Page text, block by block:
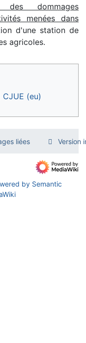
des dommages
menées dans
d'une station de
agricoles.
CJUE (eu)
liées Version